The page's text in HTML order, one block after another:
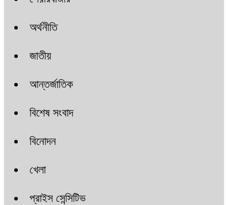
অর্থনীতি
জাতীয়
আন্তর্জাতিক
বিশেষ সংবাদ
বিনোদন
খেলা
প্রাইস সেন্সিটিভ